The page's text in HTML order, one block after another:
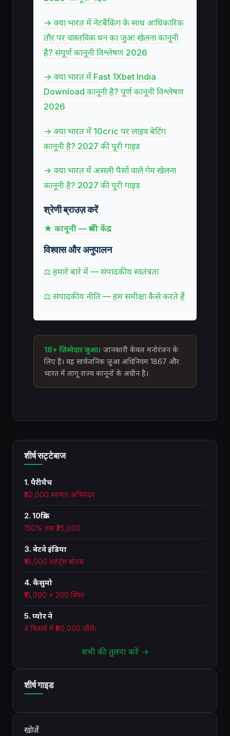
→ क्या भारत में नेटबैंकिंग के साथ आधिकारिक
तौर पर वास्तविक धन का जुआ खेलना कानूनी
है? संपूर्ण कानूनी विश्लेषण 2026
→ क्या भारत में Fast 1Xbet India
Download कानूनी है? पूर्ण कानूनी विश्लेषण
2026
→ क्या भारत में 10cric पर लाइव बेटिंग
कानूनी है? 2027 की पूरी गाइड
→ क्या भारत में असली पैसों वाले गेम खेलना
कानूनी है? 2027 की पूरी गाइड
श्रेणी ब्राउज़ करें
★ कानूनी — श्रेणी केंद्र
विश्वास और अनुपालन
⚖ हमारे बारे में — संपादकीय स्वतंत्रता
⚖ संपादकीय नीति — हम समीक्षा कैसे करते हैं
18+ जिम्मेदार जुआ। जानकारी केवल मनोरंजन के
लिए है। यह सार्वजनिक जुआ अधिनियम 1867 और
भारत में लागू राज्य कानूनों के अधीन है।
शीर्ष सट्टेबाज
1. पैरीमैच
₹30,000 स्वागत अभिनंदन
2. 10क्रिक
150% तक ₹25,000
3. बेटवे इंडिया
₹16,000 स्पोर्ट्स बोनस
4. कैसुमो
₹15,000 + 200 स्पिन
5. प्योर ने
4 किस्तों में ₹90,000 जीते।
सभी की तुलना करें →
शीर्ष गाइड
खोजें